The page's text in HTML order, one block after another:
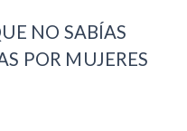
NO SABÍAS
POR MUJERES